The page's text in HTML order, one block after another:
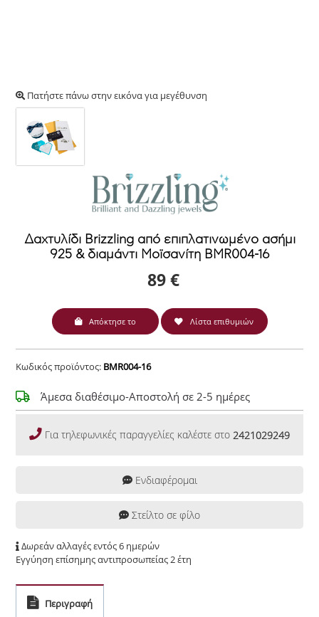
Πατήστε πάνω στην εικόνα για μεγέθυνση
Δαχτυλίδι Brizzling από επιπλατινωμένο ασήμι
925 & διαμάντι Μοϊσανίτη BMR004-16
89 €
Απόκτησε το Λίστα επιθυμιών
Κωδικός προϊόντος: BMR004-16
Άμεσα διαθέσιμο-Αποστολή σε 2-5 ημέρες
Για τηλεφωνικές παραγγελίες καλέστε στο 2421029249
Ενδιαφέρομαι
Στείλτο σε φίλο
Δωρεάν αλλαγές εντός 6 ημερών
Εγγύηση επίσημης αντιπροσωπείας 2 έτη
Περιγραφή